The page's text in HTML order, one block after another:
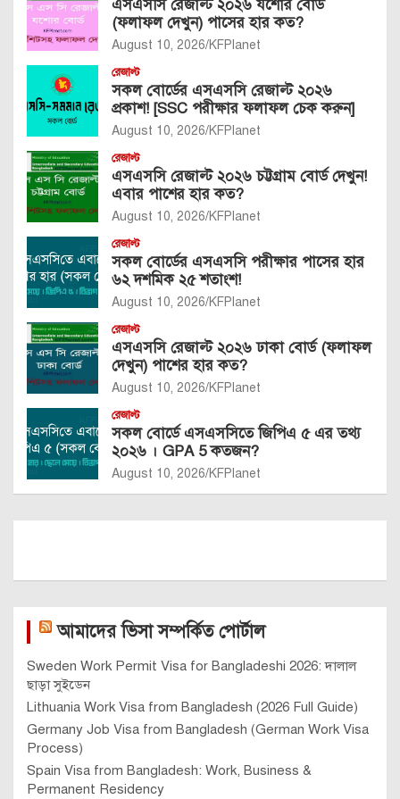
এসএসসি রেজাল্ট ২০২৬ যশোর বোর্ড
(ফলাফল দেখুন) পাসের হার কত?
August 10, 2026 KFPlanet
রেজাল্ট
সকল বোর্ডের এসএসসি রেজাল্ট ২০২৬
প্রকাশ! [SSC পরীক্ষার ফলাফল চেক করুন]
August 10, 2026 KFPlanet
রেজাল্ট
এসএসসি রেজাল্ট ২০২৬ চট্টগ্রাম বোর্ড দেখুন!
এবার পাশের হার কত?
August 10, 2026 KFPlanet
রেজাল্ট
সকল বোর্ডের এসএসসি পরীক্ষার পাসের হার
৬২ দশমিক ২৫ শতাংশ!
August 10, 2026 KFPlanet
রেজাল্ট
এসএসসি রেজাল্ট ২০২৬ ঢাকা বোর্ড (ফলাফল
দেখুন) পাশের হার কত?
August 10, 2026 KFPlanet
রেজাল্ট
সকল বোর্ডে এসএসসিতে জিপিএ ৫ এর তথ্য
২০২৬ । GPA 5 কতজন?
August 10, 2026 KFPlanet
আমাদের ভিসা সম্পর্কিত পোর্টাল
Sweden Work Permit Visa for Bangladeshi 2026: দালাল
ছাড়া সুইডেন
Lithuania Work Visa from Bangladesh (2026 Full Guide)
Germany Job Visa from Bangladesh (German Work Visa
Process)
Spain Visa from Bangladesh: Work, Business &
Permanent Residency